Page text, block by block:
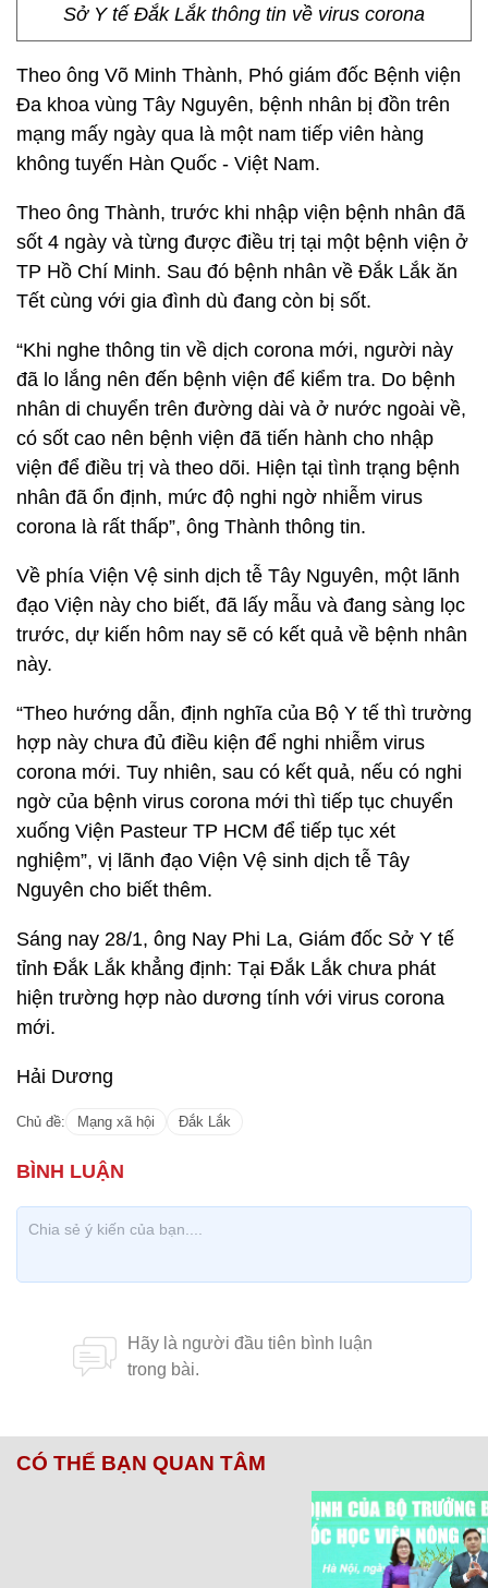
Sở Y tế Đắk Lắk thông tin về virus corona
Theo ông Võ Minh Thành, Phó giám đốc Bệnh viện
Đa khoa vùng Tây Nguyên, bệnh nhân bị đồn trên
mạng mấy ngày qua là một nam tiếp viên hàng
không tuyến Hàn Quốc - Việt Nam.
Theo ông Thành, trước khi nhập viện bệnh nhân đã
sốt 4 ngày và từng được điều trị tại một bệnh viện ở
TP Hồ Chí Minh. Sau đó bệnh nhân về Đắk Lắk ăn
Tết cùng với gia đình dù đang còn bị sốt.
“Khi nghe thông tin về dịch corona mới, người này
đã lo lắng nên đến bệnh viện để kiểm tra. Do bệnh
nhân di chuyển trên đường dài và ở nước ngoài về,
có sốt cao nên bệnh viện đã tiến hành cho nhập
viện để điều trị và theo dõi. Hiện tại tình trạng bệnh
nhân đã ổn định, mức độ nghi ngờ nhiễm virus
corona là rất thấp”, ông Thành thông tin.
Về phía Viện Vệ sinh dịch tễ Tây Nguyên, một lãnh
đạo Viện này cho biết, đã lấy mẫu và đang sàng lọc
trước, dự kiến hôm nay sẽ có kết quả về bệnh nhân
này.
“Theo hướng dẫn, định nghĩa của Bộ Y tế thì trường
hợp này chưa đủ điều kiện để nghi nhiễm virus
corona mới. Tuy nhiên, sau có kết quả, nếu có nghi
ngờ của bệnh virus corona mới thì tiếp tục chuyển
xuống Viện Pasteur TP HCM để tiếp tục xét
nghiệm”, vị lãnh đạo Viện Vệ sinh dịch tễ Tây
Nguyên cho biết thêm.
Sáng nay 28/1, ông Nay Phi La, Giám đốc Sở Y tế
tỉnh Đắk Lắk khẳng định: Tại Đắk Lắk chưa phát
hiện trường hợp nào dương tính với virus corona
mới.
Hải Dương
Chủ đề: Mạng xã hội Đắk Lắk
CÓ THỂ BẠN QUAN TÂM